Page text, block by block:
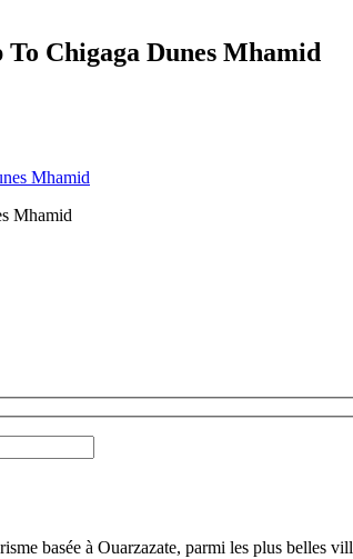
Chigaga Dunes Mhamid
Mhamid
basée à Ouarzazate, parmi les plus belles